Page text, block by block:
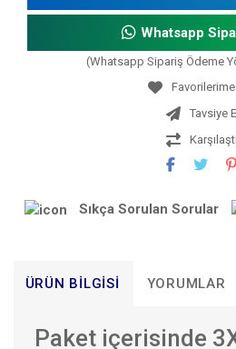
Whatsapp
(Whatsapp Sipariş Ödeme
Tavsiye
Sıkça Sorulan Sorular
ÜRÜN BILGISI YORUMLAR
Paket içerisinde